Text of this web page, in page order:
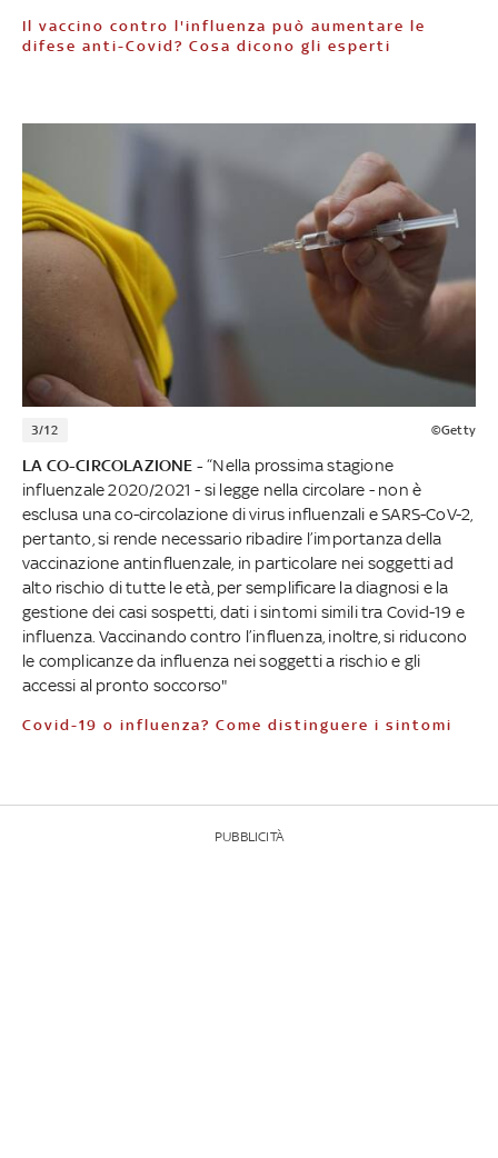
Il vaccino contro l'influenza può aumentare le
difese anti-Covid? Cosa dicono gli esperti
3/12 ©Getty
LA CO-CIRCOLAZIONE -“Nella prossima stagione
influenzale 2020/2021 - si legge nella circolare - non è
esclusa una co-circolazione di virus influenzali e SARS-CoV-2,
pertanto, si rende necessario ribadire l’importanza della
vaccinazione antinfluenzale, in particolare nei soggetti ad
alto rischio di tutte le età, per semplificare la diagnosi e la
gestione dei casi sospetti, dati i sintomi simili tra Covid-19 e
influenza. Vaccinando contro l’influenza, inoltre, si riducono
le complicanze da influenza nei soggetti a rischio e gli
accessi al pronto soccorso"
Covid-19 o influenza? Come distinguere i sintomi
PUBBLICITÀ